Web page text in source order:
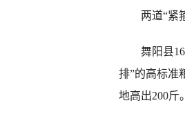
两道“紧箍
舞阳县16
排”的高标准
地高出200斤。